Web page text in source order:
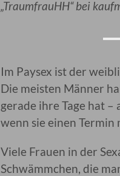
„TraumfrauHH“ bei
Im Paysex ist der
Die meisten Männer
gerade ihre Tage hat –
wenn sie einen
Viele Frauen in der
Schwämmchen, die